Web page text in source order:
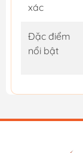
xác
Đặc điểm
nổi bật